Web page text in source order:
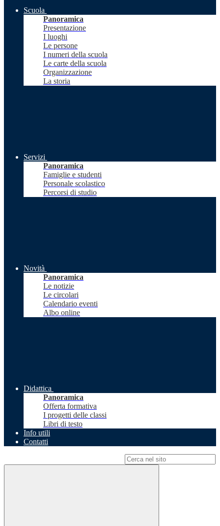
Scuola
Panoramica
Presentazione
I luoghi
Le persone
I numeri della scuola
Le carte della scuola
Organizzazione
La storia
Servizi
Panoramica
Famiglie e studenti
Personale scolastico
Percorsi di studio
Novità
Panoramica
Le notizie
Le circolari
Calendario eventi
Albo online
Didattica
Panoramica
Offerta formativa
I progetti delle classi
Libri di testo
Info utili
Contatti